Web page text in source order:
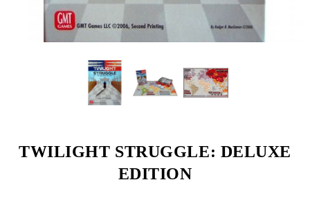
TWILIGHT STRUGGLE: DELUXE
EDITION